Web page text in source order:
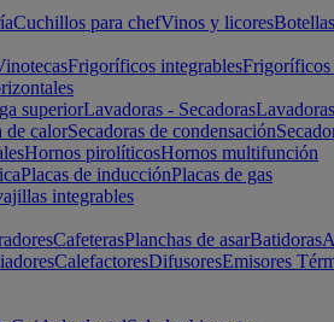
Cuchillos para chefVinos y licoresBotellas
Frigoríficos integrablesFrigoríficos
superiorLavadoras - Secadoras
de calorSecadoras de condensación
Hornos pirolíticosHornos multifunción
Placas de inducciónPlacas de gas
integrables
CafeterasPlanchas de asarBatidoras
CalefactoresDifusoresEmisores